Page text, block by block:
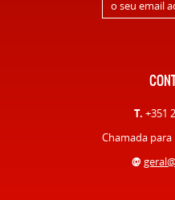
T. +351
Chamada
@